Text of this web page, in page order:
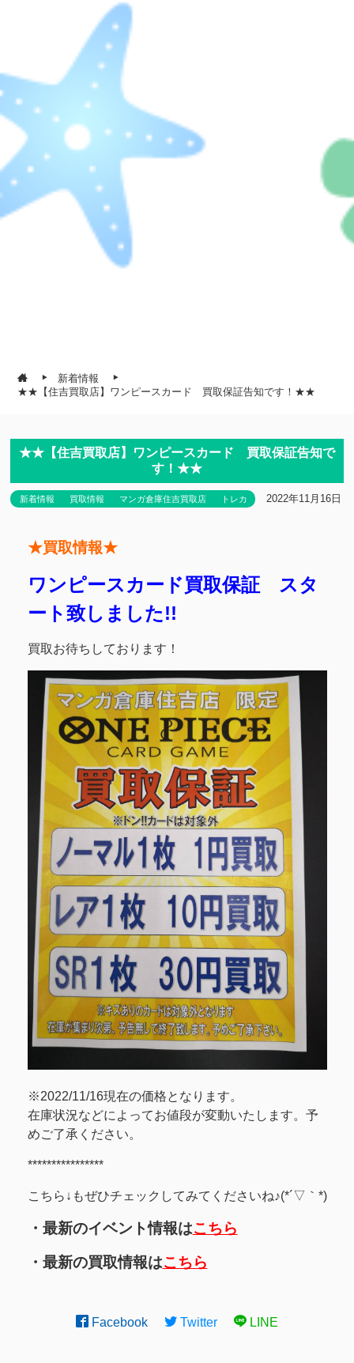
新着情報
★★【住吉買取店】ワンピースカード 買取保証告知です！★★
★★【住吉買取店】ワンピースカード 買取保証告知で
す！★★
新着情報 買取情報 マンガ倉庫住吉買取店 トレカ 2022年11月16日
★買取情報★
ワンピースカード買取保証 スタ
ート致しました!!
買取お待ちしております！
※2022/11/16現在の価格となります。
在庫状況などによってお値段が変動いたします。予
めご了承ください。
****************
こちら↓もぜひチェックしてみてくださいね♪(*´▽｀*)
・最新のイベント情報はこちら
・最新の買取情報はこちら
Facebook Twitter LINE